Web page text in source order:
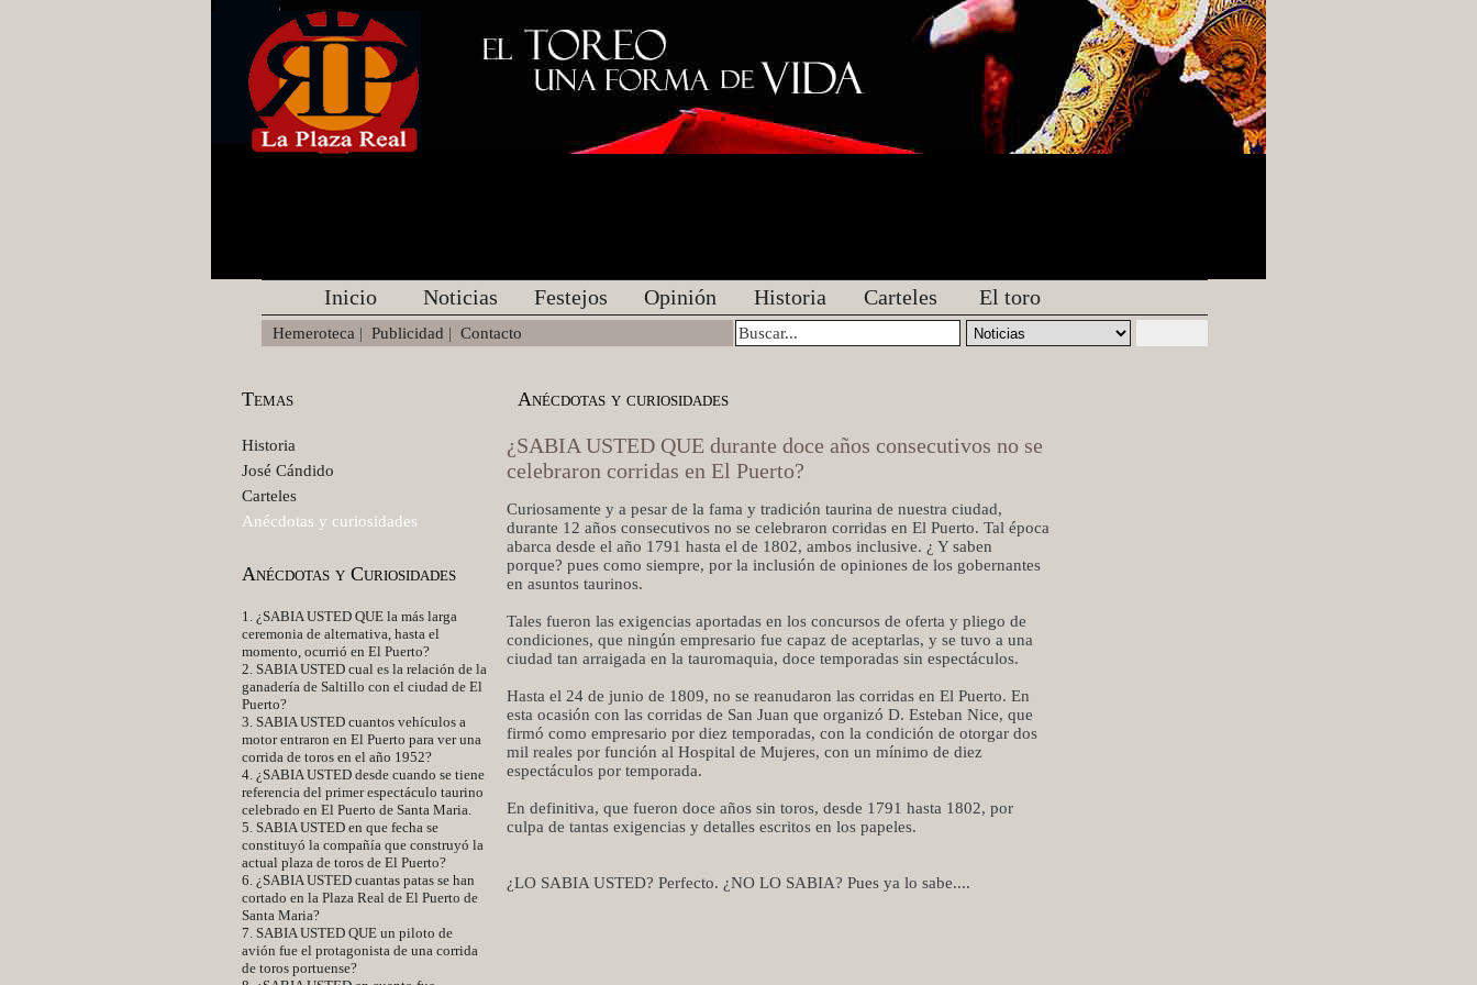
Inicio Noticias Festejos Opinión Historia Carteles El toro
Hemeroteca | Publicidad | Contacto
Temas
Historia
José Cándido
Carteles
Anécdotas y curiosidades
Anécdotas y Curiosidades
1. ¿SABIA USTED QUE la más larga
ceremonia de alternativa, hasta el
momento, ocurrió en El Puerto?
2. SABIA USTED cual es la relación de la
ganadería de Saltillo con el ciudad de El
Puerto?
3. SABIA USTED cuantos vehículos a
motor entraron en El Puerto para ver una
corrida de toros en el año 1952?
4. ¿SABIA USTED desde cuando se tiene
referencia del primer espectáculo taurino
celebrado en El Puerto de Santa Maria.
5. SABIA USTED en que fecha se
constituyó la compañía que construyó la
actual plaza de toros de El Puerto?
6. ¿SABIA USTED cuantas patas se han
cortado en la Plaza Real de El Puerto de
Santa Maria?
7. SABIA USTED QUE un piloto de
avión fue el protagonista de una corrida
de toros portuense?
Anécdotas y curiosidades
¿SABIA USTED QUE durante doce años consecutivos no se
celebraron corridas en El Puerto?
Curiosamente y a pesar de la fama y tradición taurina de nuestra ciudad,
durante 12 años consecutivos no se celebraron corridas en El Puerto. Tal época
abarca desde el año 1791 hasta el de 1802, ambos inclusive. ¿ Y saben
porque? pues como siempre, por la inclusión de opiniones de los gobernantes
en asuntos taurinos.
Tales fueron las exigencias aportadas en los concursos de oferta y pliego de
condiciones, que ningún empresario fue capaz de aceptarlas, y se tuvo a una
ciudad tan arraigada en la tauromaquia, doce temporadas sin espectáculos.
Hasta el 24 de junio de 1809, no se reanudaron las corridas en El Puerto. En
esta ocasión con las corridas de San Juan que organizó D. Esteban Nice, que
firmó como empresario por diez temporadas, con la condición de otorgar dos
mil reales por función al Hospital de Mujeres, con un mínimo de diez
espectáculos por temporada.
En definitiva, que fueron doce años sin toros, desde 1791 hasta 1802, por
culpa de tantas exigencias y detalles escritos en los papeles.
¿LO SABIA USTED? Perfecto. ¿NO LO SABIA? Pues ya lo sabe....